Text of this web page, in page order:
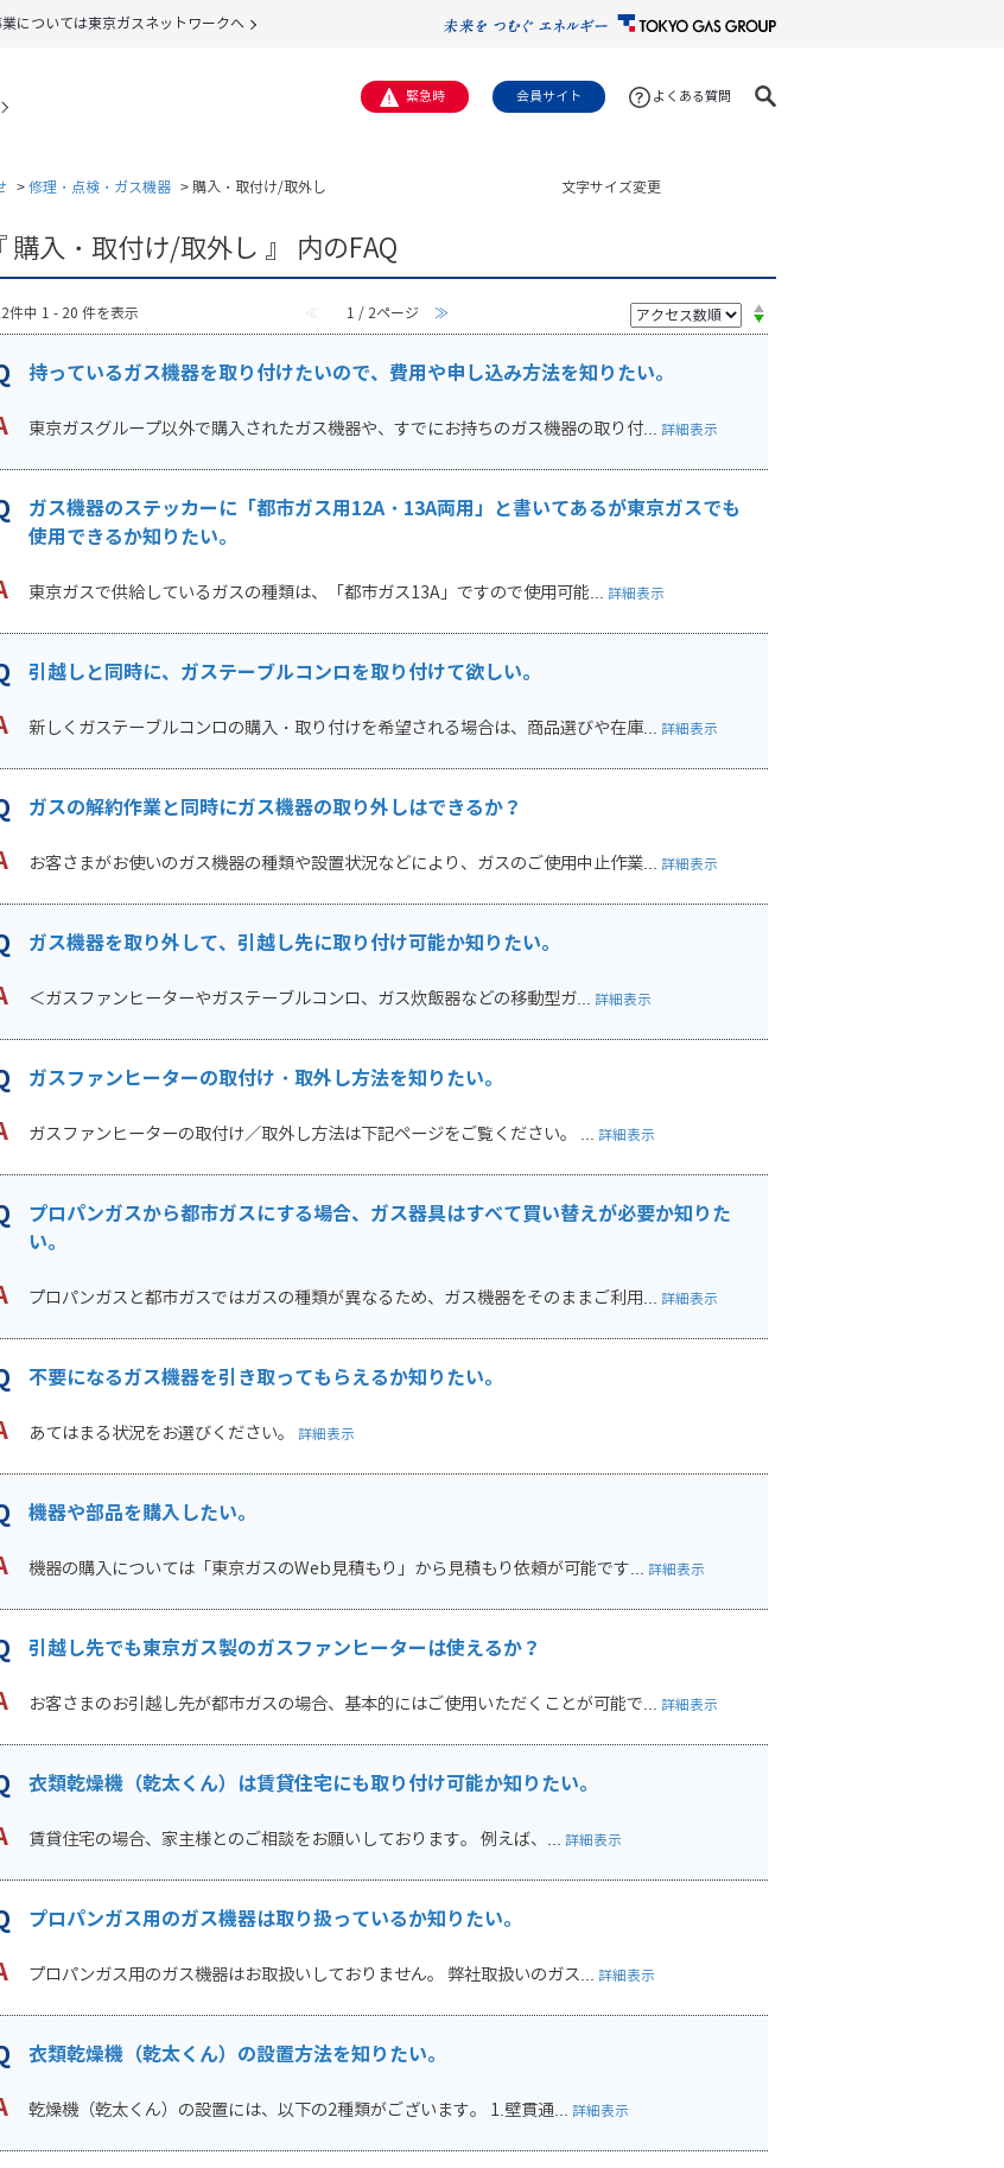
については東京ガスネットワークへ
緊急時 会員サイト よくある質問
文字サイズ変更
>修理・点検・ガス機器 > 購入・取付け/取外し
購入・取付け/取外し 』 内のFAQ
件中 1 - 20 件を表示 ≪ 1 / 2ページ ≫
持っているガス機器を取り付けたいので、費用や申し込み方法を知りたい。
東京ガスグループ以外で購入されたガス機器や、すでにお持ちのガス機器の取り付... 詳細表示
ガス機器のステッカーに「都市ガス用12A・13A両用」と書いてあるが東京ガスでも
使用できるか知りたい。
東京ガスで供給しているガスの種類は、「都市ガス13A」ですので使用可能... 詳細表示
引越しと同時に、ガステーブルコンロを取り付けて欲しい。
新しくガステーブルコンロの購入・取り付けを希望される場合は、商品選びや在庫... 詳細表示
ガスの解約作業と同時にガス機器の取り外しはできるか？
お客さまがお使いのガス機器の種類や設置状況などにより、ガスのご使用中止作業... 詳細表示
ガス機器を取り外して、引越し先に取り付け可能か知りたい。
＜ガスファンヒーターやガステーブルコンロ、ガス炊飯器などの移動型ガ... 詳細表示
ガスファンヒーターの取付け・取外し方法を知りたい。
ガスファンヒーターの取付け／取外し方法は下記ページをご覧ください。 ... 詳細表示
プロパンガスから都市ガスにする場合、ガス器具はすべて買い替えが必要か知りた
い。
プロパンガスと都市ガスではガスの種類が異なるため、ガス機器をそのままご利用... 詳細表示
不要になるガス機器を引き取ってもらえるか知りたい。
あてはまる状況をお選びください。 詳細表示
機器や部品を購入したい。
機器の購入については「東京ガスのWeb見積もり」から見積もり依頼が可能です... 詳細表示
引越し先でも東京ガス製のガスファンヒーターは使えるか？
お客さまのお引越し先が都市ガスの場合、基本的にはご使用いただくことが可能で... 詳細表示
衣類乾燥機（乾太くん）は賃貸住宅にも取り付け可能か知りたい。
賃貸住宅の場合、家主様とのご相談をお願いしております。 例えば、... 詳細表示
プロパンガス用のガス機器は取り扱っているか知りたい。
プロパンガス用のガス機器はお取扱いしておりません。 弊社取扱いのガス... 詳細表示
衣類乾燥機（乾太くん）の設置方法を知りたい。
乾燥機（乾太くん）の設置には、以下の2種類がございます。 1.壁貫通... 詳細表示